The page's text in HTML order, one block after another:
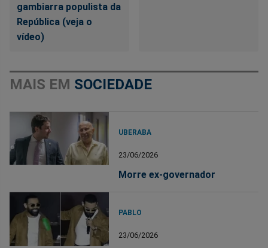
gambiarra populista da
República (veja o
vídeo)
MAIS EM SOCIEDADE
UBERABA
23/06/2026
Morre ex-governador
PABLO
23/06/2026